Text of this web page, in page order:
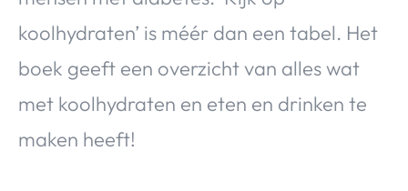
koolhydraten’ is méér dan een tabel. Het
boek geeft een overzicht van alles wat
met koolhydraten en eten en drinken te
maken heeft!